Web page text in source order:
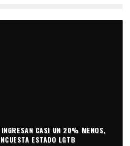
CASI UN 20% MENOS,
ESTADO LGTB